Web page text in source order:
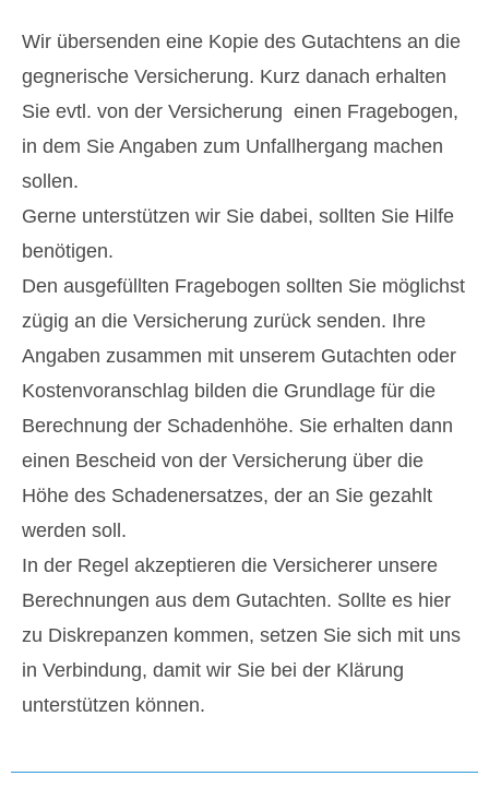
Wir übersenden eine Kopie des Gutachtens an die
gegnerische Versicherung. Kurz danach erhalten
Sie evtl. von der Versicherung einen Fragebogen,
in dem Sie Angaben zum Unfallhergang machen
sollen.
Gerne unterstützen wir Sie dabei, sollten Sie Hilfe
benötigen.
Den ausgefüllten Fragebogen sollten Sie möglichst
zügig an die Versicherung zurück senden. Ihre
Angaben zusammen mit unserem Gutachten oder
Kostenvoranschlag bilden die Grundlage für die
Berechnung der Schadenhöhe. Sie erhalten dann
einen Bescheid von der Versicherung über die
Höhe des Schadenersatzes, der an Sie gezahlt
werden soll.
In der Regel akzeptieren die Versicherer unsere
Berechnungen aus dem Gutachten. Sollte es hier
zu Diskrepanzen kommen, setzen Sie sich mit uns
in Verbindung, damit wir Sie bei der Klärung
unterstützen können.